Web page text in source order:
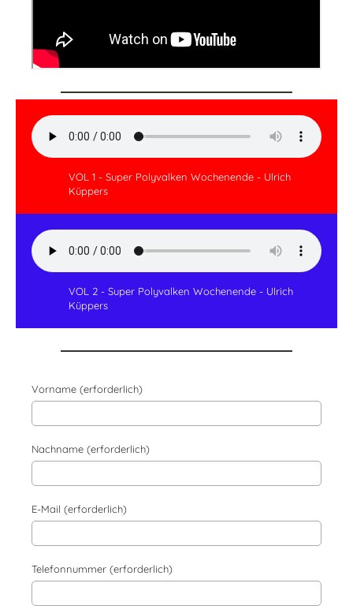
VOL 1 - Super Polyvalken Wochenende - Ulrich
Küppers
VOL 2 - Super Polyvalken Wochenende - Ulrich
Küppers
Vorname (erforderlich)
Nachname (erforderlich)
E-Mail (erforderlich)
Telefonnummer (erforderlich)